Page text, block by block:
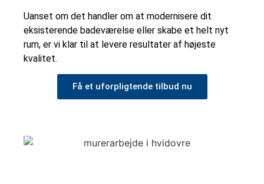
Uanset om det handler om at modernisere dit
eksisterende badeværelse eller skabe et helt nyt
rum, er vi klar til at levere resultater af højeste
kvalitet.
Få et uforpligtende tilbud nu